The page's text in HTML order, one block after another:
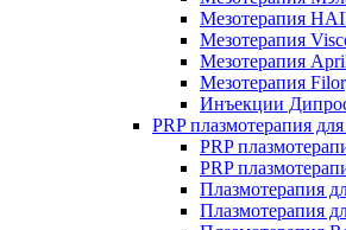
Мезотерапия
Мезотерапия
Мезотерапия
Мезотерапия
Инъекции
PRP плазмотерапия
PRP
PRP
Плазмотерапия
Плазмотерапия